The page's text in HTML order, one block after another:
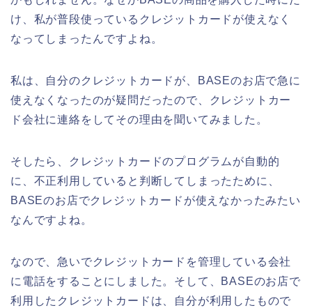
け、私が普段使っているクレジットカードが使えなく
なってしまったんですよね。
私は、自分のクレジットカードが、BASEのお店で急に
使えなくなったのが疑問だったので、クレジットカー
ド会社に連絡をしてその理由を聞いてみました。
そしたら、クレジットカードのプログラムが自動的
に、不正利用していると判断してしまったために、
BASEのお店でクレジットカードが使えなかったみたい
なんですよね。
なので、急いでクレジットカードを管理している会社
に電話をすることにしました。そして、BASEのお店で
利用したクレジットカードは、自分が利用したもので